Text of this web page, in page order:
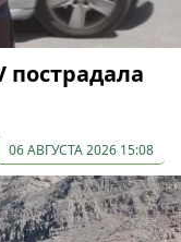
пострадала
06 АВГУСТА 2026 15:08